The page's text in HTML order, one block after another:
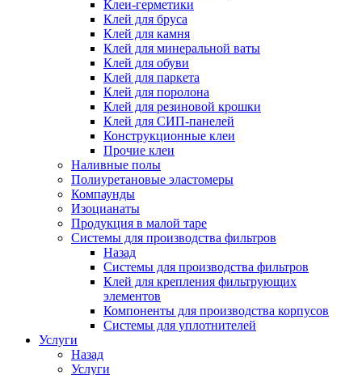
Клеи-герметики
Клей для бруса
Клей для камня
Клей для минеральной ваты
Клей для обуви
Клей для паркета
Клей для поролона
Клей для резиновой крошки
Клей для СИП-панелей
Конструкционные клеи
Прочие клеи
Наливные полы
Полиуретановые эластомеры
Компаунды
Изоцианаты
Продукция в малой таре
Системы для производства фильтров
Назад
Системы для производства фильтров
Клей для крепления фильтрующих
элементов
Компоненты для производства корпусов
Системы для уплотнителей
Услуги
Назад
Услуги